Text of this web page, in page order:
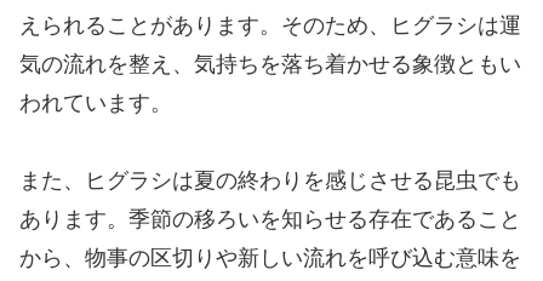
えられることがあります。そのため、ヒグラシは運
気の流れを整え、気持ちを落ち着かせる象徴ともい
われています。
また、ヒグラシは夏の終わりを感じさせる昆虫でも
あります。季節の移ろいを知らせる存在であること
から、物事の区切りや新しい流れを呼び込む意味を